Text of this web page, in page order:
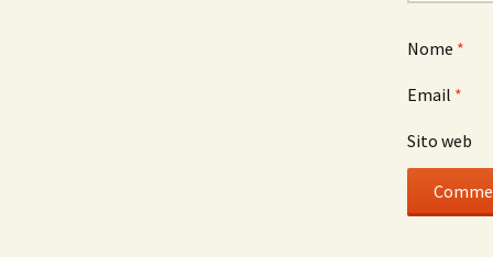
Nome *
Email *
Sito web